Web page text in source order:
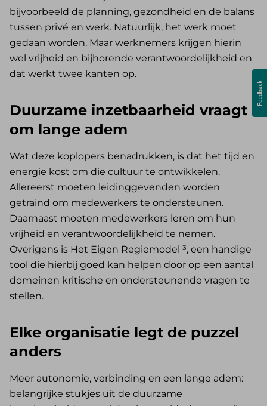
bijvoorbeeld de planning, gezondheid en de balans
tussen privé en werk. Natuurlijk, het werk moet
gedaan worden. Maar werknemers krijgen hierin
wel vrijheid en bijhorende verantwoordelijkheid en
dat werkt twee kanten op.
Duurzame inzetbaarheid vraagt
om lange adem
Wat deze koplopers benadrukken, is dat het tijd en
energie kost om die cultuur te ontwikkelen.
Allereerst moeten leidinggevenden worden
getraind om medewerkers te ondersteunen.
Daarnaast moeten medewerkers leren om hun
vrijheid en verantwoordelijkheid te nemen.
Overigens is Het Eigen Regiemodel ³, een handige
tool die hierbij goed kan helpen door op een aantal
domeinen kritische en ondersteunende vragen te
stellen.
Elke organisatie legt de puzzel
anders
Meer autonomie, verbinding en een lange adem:
belangrijke stukjes uit de duurzame